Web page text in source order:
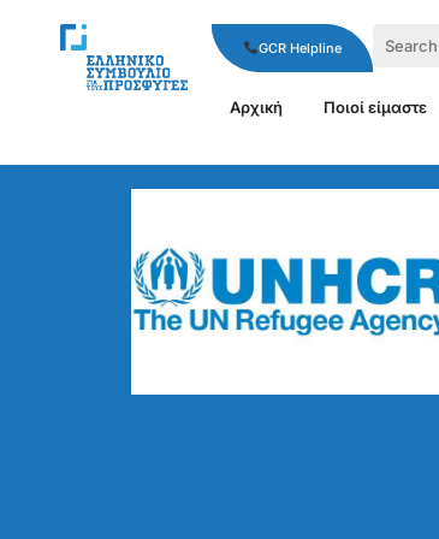
GCR Helpline
Αρχική Ποιοί είμαστε